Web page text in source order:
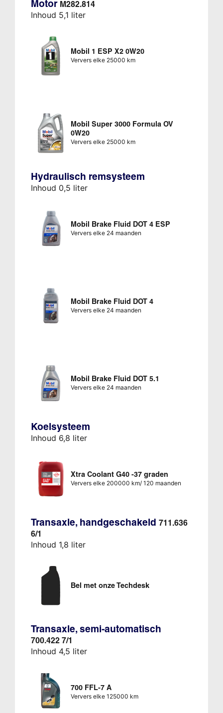
Motor M282.814
Inhoud 5,1 liter
Mobil 1 ESP X2 0W20
Ververs elke 25000 km
Mobil Super 3000 Formula OV
0W20
Ververs elke 25000 km
Hydraulisch remsysteem
Inhoud 0,5 liter
Mobil Brake Fluid DOT 4 ESP
Ververs elke 24 maanden
Mobil Brake Fluid DOT 4
Ververs elke 24 maanden
Mobil Brake Fluid DOT 5.1
Ververs elke 24 maanden
Koelsysteem
Inhoud 6,8 liter
Xtra Coolant G40 -37 graden
Ververs elke 200000 km/ 120 maanden
Transaxle, handgeschakeld 711.636
6/1
Inhoud 1,8 liter
Bel met onze Techdesk
Transaxle, semi-automatisch
700.422 7/1
Inhoud 4,5 liter
700 FFL-7 A
Ververs elke 125000 km